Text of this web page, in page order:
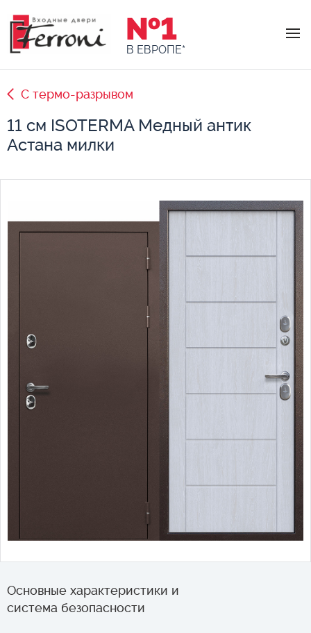
№1
В ЕВРОПЕ*
С термо-разрывом
11 см ISOTERMA Медный антик
Астана милки
Основные характеристики и
система безопасности